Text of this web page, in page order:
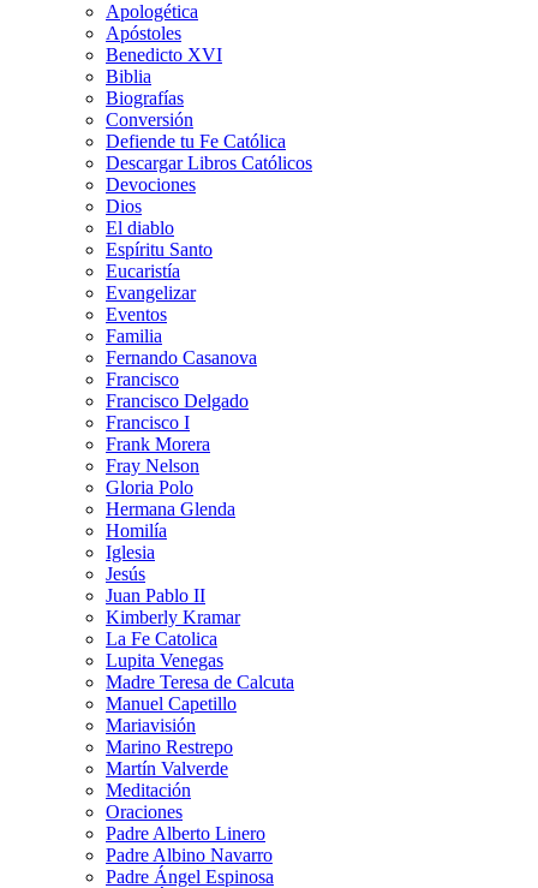
Apologética
Apóstoles
Benedicto XVI
Biblia
Biografías
Conversión
Defiende tu Fe Católica
Descargar Libros Católicos
Devociones
Dios
El diablo
Espíritu Santo
Eucaristía
Evangelizar
Eventos
Familia
Fernando Casanova
Francisco
Francisco Delgado
Francisco I
Frank Morera
Fray Nelson
Gloria Polo
Hermana Glenda
Homilía
Iglesia
Jesús
Juan Pablo II
Kimberly Kramar
La Fe Catolica
Lupita Venegas
Madre Teresa de Calcuta
Manuel Capetillo
Mariavisión
Marino Restrepo
Martín Valverde
Meditación
Oraciones
Padre Alberto Linero
Padre Albino Navarro
Padre Ángel Espinosa